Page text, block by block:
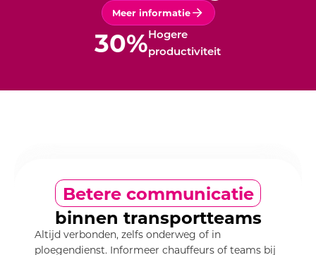
Meer informatie
30%Hogere
productiviteit
Betere communicatie
binnen transportteams
Altijd verbonden, zelfs onderweg of in
ploegendienst. Informeer chauffeurs of teams bij